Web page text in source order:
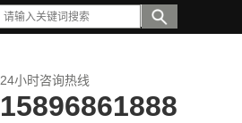
24小时咨询热线
15896861888